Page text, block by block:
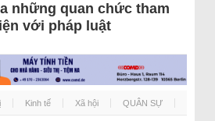
những quan chức tham
với pháp luật
Kinh tế Xã hội QUÂN SỰ